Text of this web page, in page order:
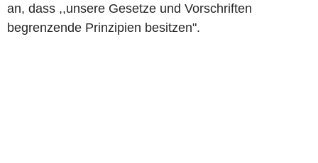
an, dass ,,unsere Gesetze und Vorschriften
begrenzende Prinzipien besitzen".